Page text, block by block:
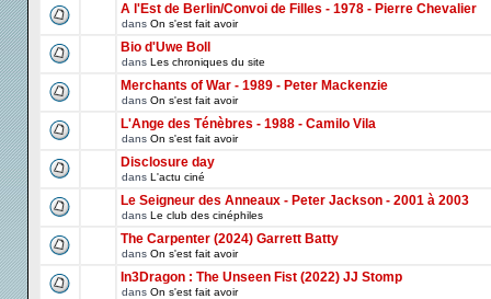
A l'Est de Berlin/Convoi de Filles - 1978 - Pierre Chevalier
dans On s'est fait avoir
Bio d'Uwe Boll
dans Les chroniques du site
Merchants of War - 1989 - Peter Mackenzie
dans On s'est fait avoir
L'Ange des Ténèbres - 1988 - Camilo Vila
dans On s'est fait avoir
Disclosure day
dans L'actu ciné
Le Seigneur des Anneaux - Peter Jackson - 2001 à 2003
dans Le club des cinéphiles
The Carpenter (2024) Garrett Batty
dans On s'est fait avoir
In3Dragon : The Unseen Fist (2022) JJ Stomp
dans On s'est fait avoir